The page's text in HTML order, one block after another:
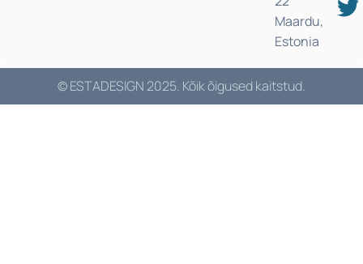
Maardu,
Estonia
© ESTADESIGN 2025. Kõik õigused kaitstud.